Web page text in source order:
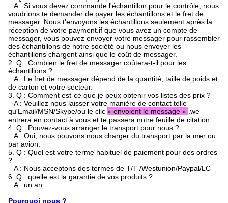
A : Si vous devez commande l'échantillon pour le contrôle, nous
voudrions te demander de payer les échantillons et le fret de
messager. Nous t'envoyons les échantillons seulement après la
réception de votre payment.if que vous avez un compte de
messager, vous pouvez envoyer votre messager pour rassembler
des échantillons de notre société ou nous envoyer les
échantillons chargent ainsi que le coût de messager.
2. Q : Combien le fret de messager coûtera-t-il pour les
échantillons ?
A : Le fret de messager dépend de la quantité, taille de poids et
de carton et votre secteur.
3. Q : Comment est-ce que je peux obtenir vos listes des prix ?
A : Veuillez nous laisser votre manière de contact telle
qu'Email/MSN/Skype/ou le clic « envoient le message « .we
entrera en contact à vous et te passera notre feuille de citation.
4. Q : Pouvez-vous arranger le transport pour nous ?
A : Oui, nous pouvons nous charger du transport par la mer ou
par avion.
5. Q : Quel est votre terme habituel de paiement pour des ordres
?
A : Nous acceptons des termes de T/T /Westunion/Paypal/LC
6. Q : quelle est la garantie de vos produits ?
A : un an
Pourquoi nous ?